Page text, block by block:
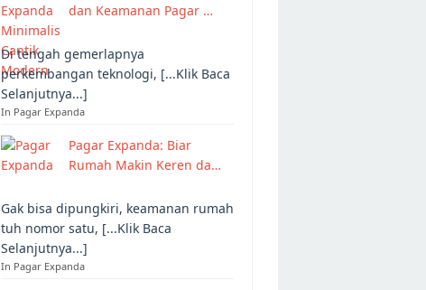
dan Keamanan Pagar …
Di tengah gemerlapnya
perkembangan teknologi, [...Klik Baca
Selanjutnya...]
In Pagar Expanda
Pagar Expanda: Biar
Rumah Makin Keren da…
Gak bisa dipungkiri, keamanan rumah
tuh nomor satu, [...Klik Baca
Selanjutnya...]
In Pagar Expanda